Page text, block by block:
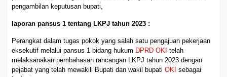
pengambilan keputusan bupati,
laporan pansus 1 tentang LKPJ tahun 2023 :
Perangkat dalam tugas pokok yang salah satu pengajuan pekerjaan
eksekutif melalui pansus 1 bidang hukum DPRD OKI telah
melaksanakan pembahasan rancangan LKPJ tahun 2023 dengan
pejabat yang telah mewakili Bupati dan wakil bupati OKI sebagai